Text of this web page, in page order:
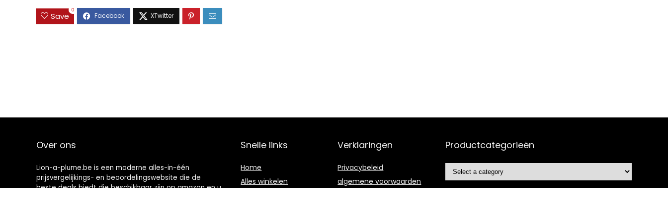
Save
0
Over ons
Lion-a-plume.be is een moderne alles-in-één
prijsvergelijkings- en beoordelingswebsite die de
beste deals biedt die beschikbaar zijn op amazon en u
Snelle links
Home
Alles winkelen
Verklaringen
Privacybeleid
algemene voorwaarden
Productcategorieën